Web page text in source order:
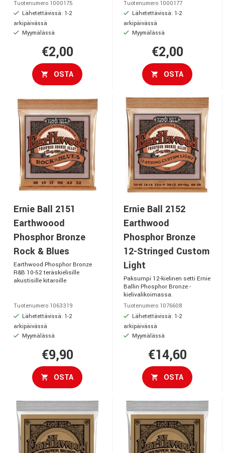
Tuotenumero 1000175
Lähetettävissä: 1-2
arkipäivässä
Myymälässä
€2,00
OSTA
Tuotenumero 1000177
Lähetettävissä: 1-2
arkipäivässä
Myymälässä
€2,00
OSTA
Ernie Ball 2151
Earthwoood
Phosphor Bronze
Rock & Blues
Earthwood Phosphor Bronze
R&B 10-52 teräskielisille
akustisille kitaroille
Tuotenumero 1063319
Lähetettävissä: 1-2
arkipäivässä
Myymälässä
€9,90
OSTA
Ernie Ball 2152
Earthwood
Phosphor Bronze
12-Stringed Custom
Light
Paksumpi 12-kielinen setti Ernie
Ballin Phosphor Bronze -
kielivalikoimassa.
Tuotenumero 1076608
Lähetettävissä: 1-2
arkipäivässä
Myymälässä
€14,60
OSTA